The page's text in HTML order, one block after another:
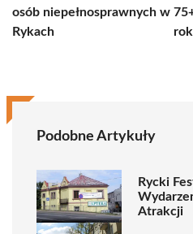
osób niepełnosprawnych w
Rykach
Podobne Artykuły
Rycki
Atrakcji